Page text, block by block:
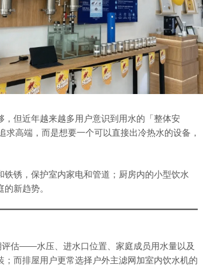
但近年越来越多用户意识到用水的「整体安
求高端，而是想要一个可以直接出冷热水的设备，
锈，保护室内家电和管道；厨房内的小型饮水
新趋势。
估——水压、进水口位置、家庭成员用水量以及
而排屋用户更常选择户外主滤网加室内饮水机的